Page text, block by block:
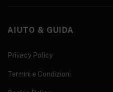
AIUTO & GUIDA
Privacy Policy
Termini e Condizioni